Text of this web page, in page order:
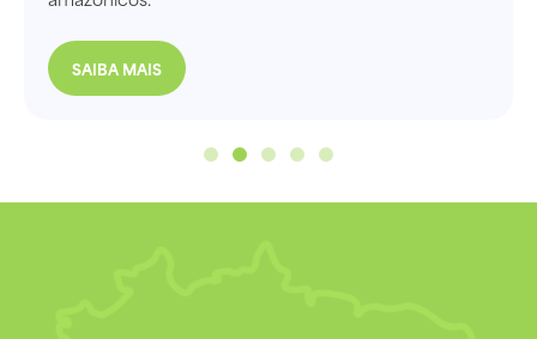
SAIBA MAIS